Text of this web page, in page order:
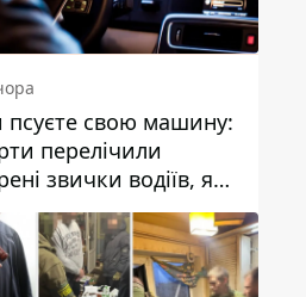
псуєте свою машину:
перелічили
звички водіїв, які
шкодять